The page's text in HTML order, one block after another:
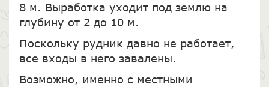
8 м. Выработка уходит под землю на
глубину от 2 до 10 м.
Поскольку рудник давно не работает,
все входы в него завалены.
Возможно, именно с местными